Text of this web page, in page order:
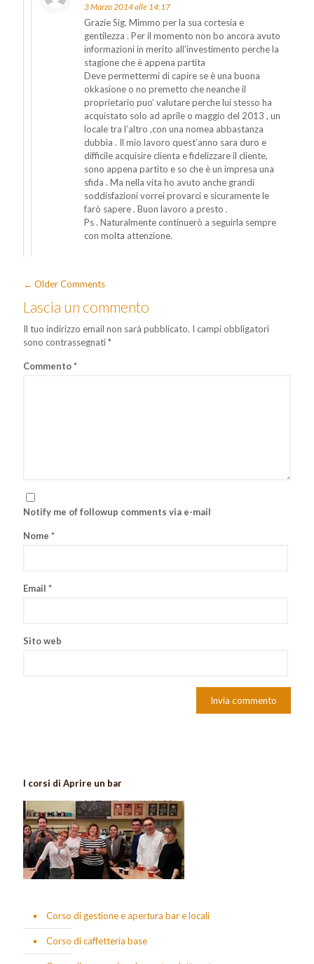
3 Marzo 2014 alle 14:17
Grazie Sig. Mimmo per la sua cortesia e
gentilezza . Per il momento non bo ancora avuto
informazioni in merito all’investimento perche la
stagione che è appena partita
Deve permettermi di capire se è una buona
okkasione o no premetto che neanche il
proprietario puo’ valutare perche lui stesso ha
acquistato solo ad aprile o maggio del 2013 , un
locale tra l’altro ,con una nomea abbastanza
dubbia . Il mio lavoro quest’anno sara duro e
difficile acquisire clienta e fidelizzare il cliente,
sono appena partito e so che è un impresa una
sfida . Ma nella vita ho avuto anche grandi
soddisfazioni vorrei provarci e sicuramente le
farò sapere . Buon lavoro a presto .
Ps . Naturalmente continuerò a seguirla sempre
con molta attenzione.
← Older Comments
Lascia un commento
Il tuo indirizzo email non sarà pubblicato. I campi obbligatori
sono contrassegnati*
Commento*
Notify me of followup comments via e-mail
Nome *
Email *
Sito web
I corsi di Aprire un bar
Corso di gestione e apertura bar e locali
Corso di caffetteria base